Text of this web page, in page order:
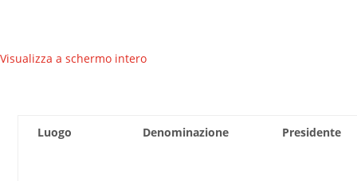
Visualizza a schermo intero
Luogo Denominazione Presidente